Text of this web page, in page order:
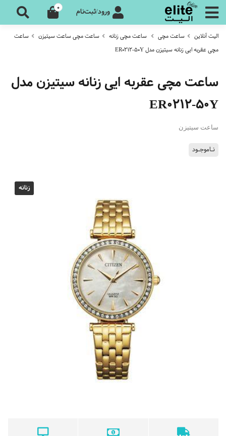
ورود/ثبت‌نام 0
الیت آنلاین ساعت مچی ساعت مچی زنانه ساعت مچی ساعت سیتیزن
ساعت
مچی عقربه ایی زنانه سیتیزن مدل ER0212-50Y
ساعت مچی عقربه ایی زنانه سیتیزن مدل
ER0212-50Y
ساعت سیتیزن
نـاموجـود
زنانه